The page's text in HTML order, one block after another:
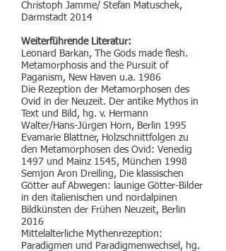
Christoph Jamme/ Stefan Matuschek,
Darmstadt 2014
Weiterführende Literatur:
Leonard Barkan, The Gods made flesh.
Metamorphosis and the Pursuit of
Paganism, New Haven u.a. 1986
Die Rezeption der Metamorphosen des
Ovid in der Neuzeit. Der antike Mythos in
Text und Bild, hg. v. Hermann
Walter/Hans-Jürgen Horn, Berlin 1995
Evamarie Blattner, Holzschnittfolgen zu
den Metamorphosen des Ovid: Venedig
1497 und Mainz 1545, München 1998
Semjon Aron Dreiling, Die klassischen
Götter auf Abwegen: launige Götter-Bilder
in den italienischen und nordalpinen
Bildkünsten der Frühen Neuzeit, Berlin
2016
Mittelalterliche Mythenrezeption:
Paradigmen und Paradigmenwechsel, hg.